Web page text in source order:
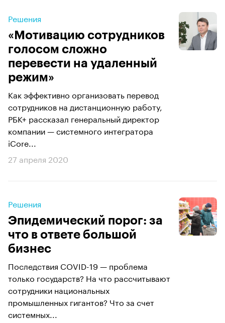
Решения
«Мотивацию сотрудников
голосом сложно
перевести на удаленный
режим»
Как эффективно организовать перевод
сотрудников на дистанционную работу,
РБК+ рассказал генеральный директор
компании — системного интегратора
iCore...
27 апреля 2020
Решения
Эпидемический порог: за
что в ответе большой
бизнес
Последствия COVID-19 — проблема
только государств? На что рассчитывают
сотрудники национальных
промышленных гигантов? Что за счет
системных...